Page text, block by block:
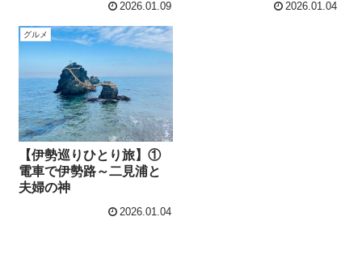
2026.01.09 2026.01.04
グルメ
【伊勢巡りひとり旅】①
電車で伊勢路～二見浦と
夫婦の神
2026.01.04